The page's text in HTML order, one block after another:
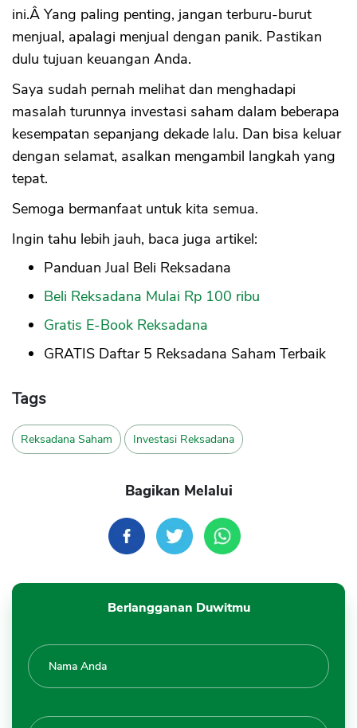
ini.Â Yang paling penting, jangan terburu-burut
menjual, apalagi menjual dengan panik. Pastikan
dulu tujuan keuangan Anda.
Saya sudah pernah melihat dan menghadapi
masalah turunnya investasi saham dalam beberapa
kesempatan sepanjang dekade lalu. Dan bisa keluar
dengan selamat, asalkan mengambil langkah yang
tepat.
Semoga bermanfaat untuk kita semua.
Ingin tahu lebih jauh, baca juga artikel:
Panduan Jual Beli Reksadana
Beli Reksadana Mulai Rp 100 ribu
Gratis E-Book Reksadana
GRATIS Daftar 5 Reksadana Saham Terbaik
Tags
Reksadana Saham Investasi Reksadana
Bagikan Melalui
Berlangganan Duwitmu